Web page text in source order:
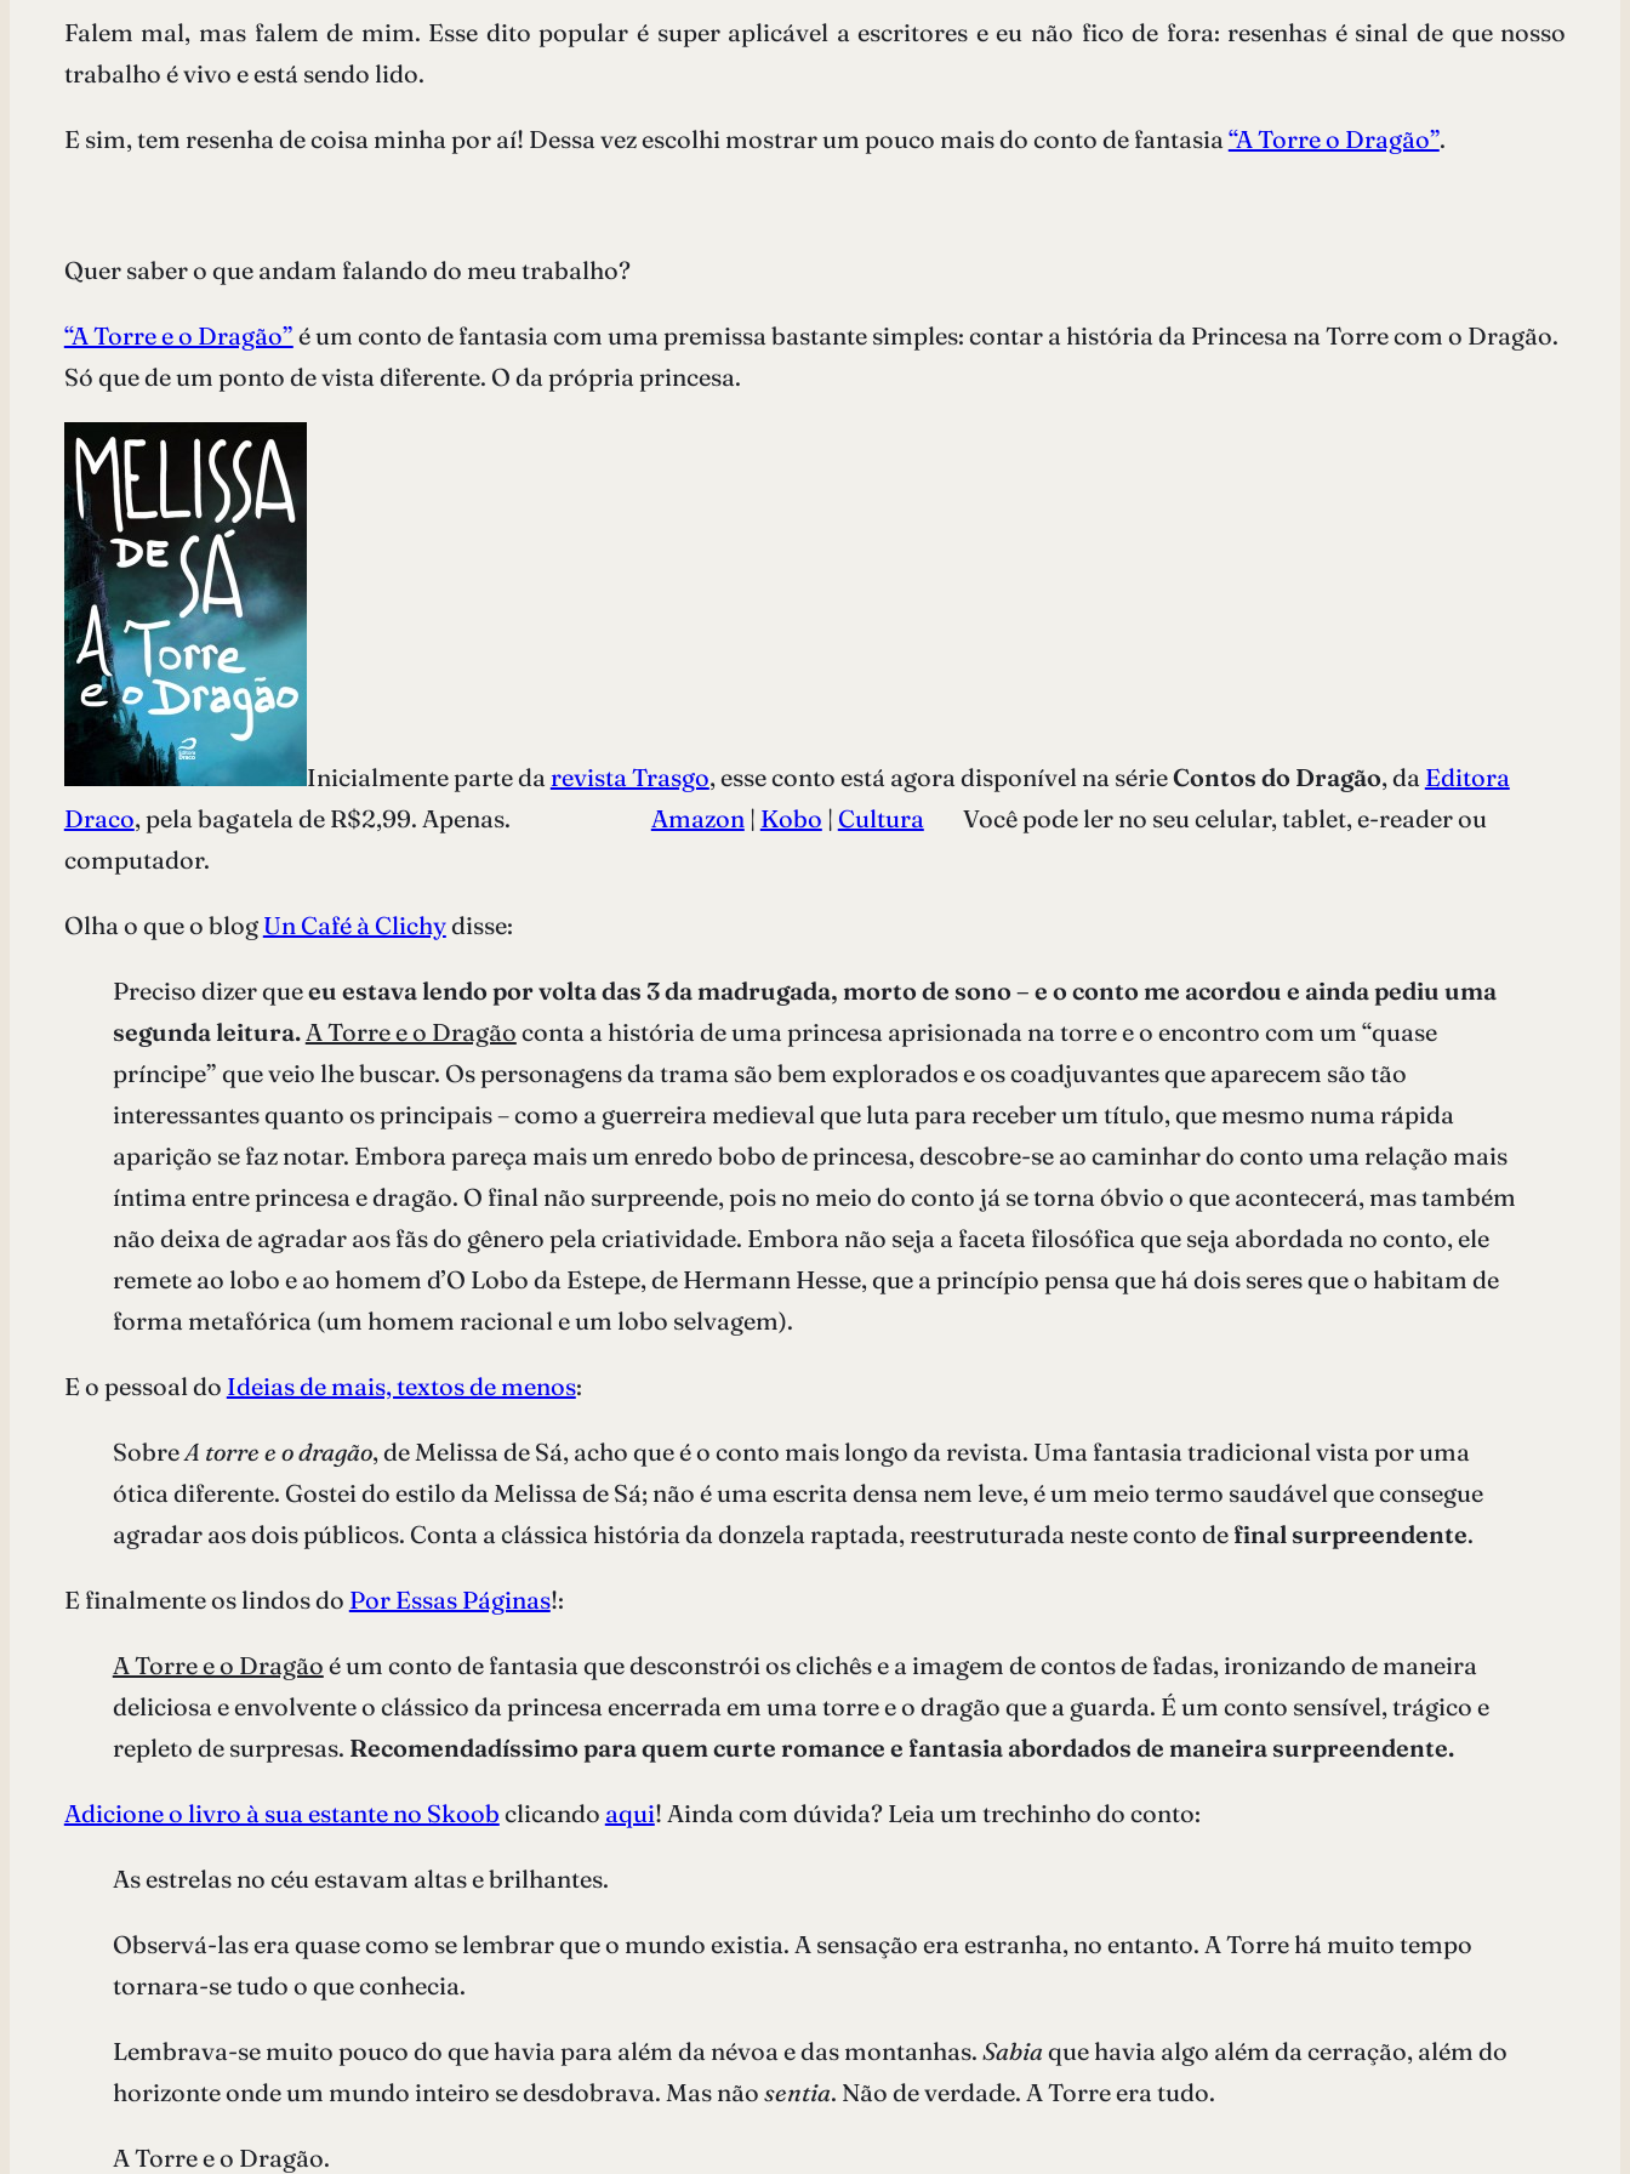
Falem mal, mas falem de mim. Esse dito popular é super aplicável a escritores e eu não fico de fora: resenhas é sinal de que nosso
trabalho é vivo e está sendo lido.
E sim, tem resenha de coisa minha por aí! Dessa vez escolhi mostrar um pouco mais do conto de fantasia “A Torre o Dragão”.
Quer saber o que andam falando do meu trabalho?
“A Torre e o Dragão” é um conto de fantasia com uma premissa bastante simples: contar a história da Princesa na Torre com o Dragão.
Só que de um ponto de vista diferente. O da própria princesa.
Inicialmente parte da revista Trasgo, esse conto está agora disponível na sérieContos do Dragão, da Editora
Draco, pela bagatela de R$2,99. Apenas. Amazon | Kobo | Cultura Você pode ler no seu celular, tablet, e-reader ou
computador.
Olha o que o blog Un Café à Clichydisse:
Preciso dizer queeu estava lendo por volta das 3 da madrugada, morto de sono – e o conto me acordou e ainda pediu uma
segunda leitura. A Torre e o Dragão conta a história de uma princesa aprisionada na torre e o encontro com um “quase
príncipe” que veio lhe buscar. Os personagens da trama são bem explorados e os coadjuvantes que aparecem são tão
interessantes quanto os principais – como a guerreira medieval que luta para receber um título, que mesmo numa rápida
aparição se faz notar. Embora pareça mais um enredo bobo de princesa, descobre-se ao caminhar do conto uma relação mais
íntima entre princesa e dragão. O final não surpreende, pois no meio do conto já se torna óbvio o que acontecerá, mas também
não deixa de agradar aos fãs do gênero pela criatividade. Embora não seja a faceta filosófica que seja abordada no conto, ele
remete ao lobo e ao homem d’O Lobo da Estepe, de Hermann Hesse, que a princípio pensa que há dois seres que o habitam de
forma metafórica (um homem racional e um lobo selvagem).
E o pessoal do Ideias de mais, textos de menos:
SobreA torre e o dragão, de Melissa de Sá, acho que é o conto mais longo da revista. Uma fantasia tradicional vista por uma
ótica diferente. Gostei do estilo da Melissa de Sá; não é uma escrita densa nem leve, é um meio termo saudável que consegue
agradar aos dois públicos. Conta a clássica história da donzela raptada, reestruturada neste conto definal surpreendente.
E finalmente os lindos do Por Essas Páginas!:
A Torre e o Dragão é um conto de fantasia que desconstrói os clichês e a imagem de contos de fadas, ironizando de maneira
deliciosa e envolvente o clássico da princesa encerrada em uma torre e o dragão que a guarda. É um conto sensível, trágico e
repleto de surpresas. Recomendadíssimo para quem curte romance e fantasia abordados de maneira surpreendente.
Adicione o livro à sua estante no Skoob clicando aqui! Ainda com dúvida? Leia um trechinho do conto:
As estrelas no céu estavam altas e brilhantes.
Observá-las era quase como se lembrar que o mundo existia. A sensação era estranha, no entanto. A Torre há muito tempo
tornara-se tudo o que conhecia.
Lembrava-se muito pouco do que havia para além da névoa e das montanhas. Sabiaque havia algo além da cerração, além do
horizonte onde um mundo inteiro se desdobrava. Mas não sentia. Não de verdade. A Torre era tudo.
A Torre e o Dragão.